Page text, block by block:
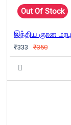
Out Of Stock
₹333 ₹350